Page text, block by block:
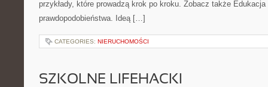
przykłady, które prowadzą krok po kroku. Zobacz także
prawdopodobieństwa. Ideą […]
CATEGORIES: NIERUCHOMOŚCI
SZKOLNE LIFEHACKI